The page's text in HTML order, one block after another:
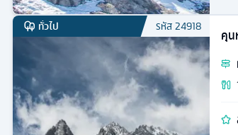
ทั่วไป รหัส24918
คุน